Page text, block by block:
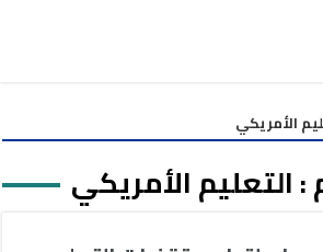
الأمريكي
:التعليم الأمريكي